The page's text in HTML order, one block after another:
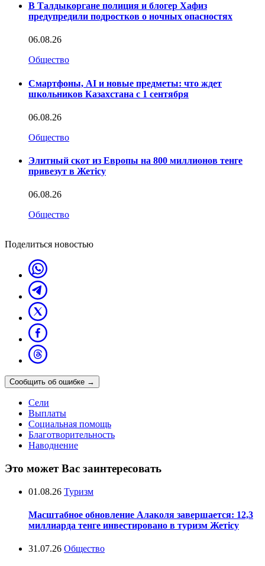
В Талдыкоргане полиция и блогер Хафиз
предупредили подростков о ночных опасностях
06.08.26
Общество
Смартфоны, AI и новые предметы: что ждет
школьников Казахстана с 1 сентября
06.08.26
Общество
Элитный скот из Европы на 800 миллионов тенге
привезут в Жетісу
06.08.26
Общество
Поделиться новостью
Сообщить об ошибке →
Сели
Выплаты
Социальная помощь
Благотворительность
Наводнение
Это может Вас заинтересовать
01.08.26 Туризм
Масштабное обновление Алаколя завершается: 12,3
миллиарда тенге инвестировано в туризм Жетісу
31.07.26 Общество